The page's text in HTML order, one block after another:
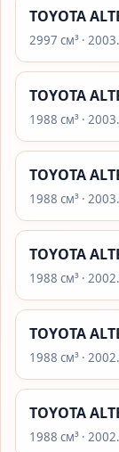
TOYOTA
2997 см³ ·
TOYOTA
1988 см³ ·
TOYOTA
1988 см³ ·
TOYOTA
1988 см³ ·
TOYOTA
1988 см³ ·
TOYOTA
1988 см³ ·